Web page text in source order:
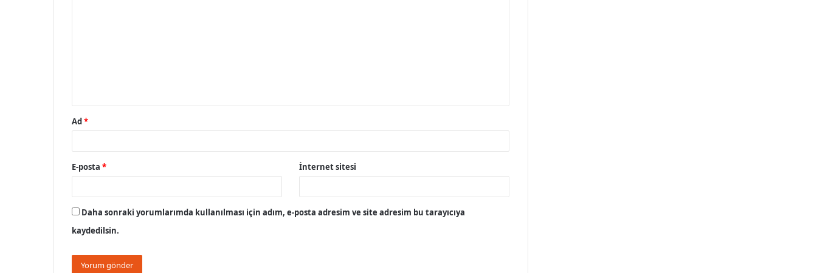
Ad *
E-posta * İnternet sitesi
Daha sonraki yorumlarımda kullanılması için adım, e-posta adresim ve site adresim bu tarayıcıya
kaydedilsin.